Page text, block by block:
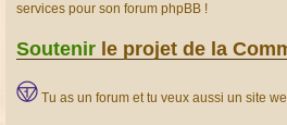
services pour son forum phpBB !
Soutenir le projet de la
Tu as un forum et tu veux aussi un site